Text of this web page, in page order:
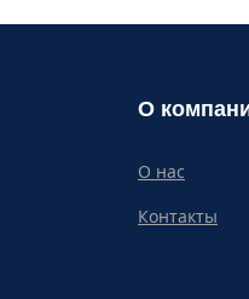
О
О нас
Контакты